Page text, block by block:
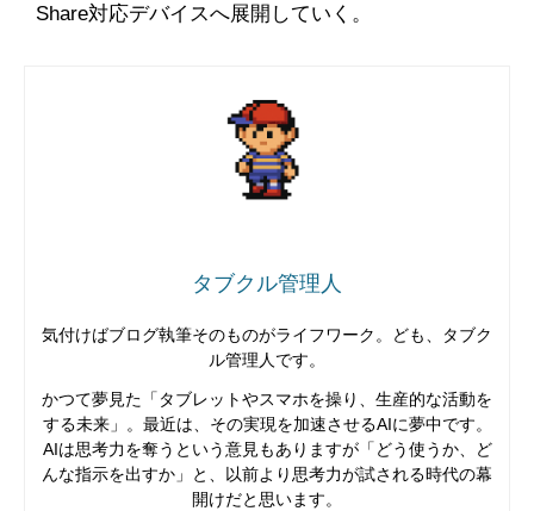
Share対応デバイスへ展開していく。
タブクル管理人
気付けばブログ執筆そのものがライフワーク。ども、タブク
ル管理人です。
かつて夢見た「タブレットやスマホを操り、生産的な活動を
する未来」。最近は、その実現を加速させるAIに夢中です。
AIは思考力を奪うという意見もありますが「どう使うか、ど
んな指示を出すか」と、以前より思考力が試される時代の幕
開けだと思います。